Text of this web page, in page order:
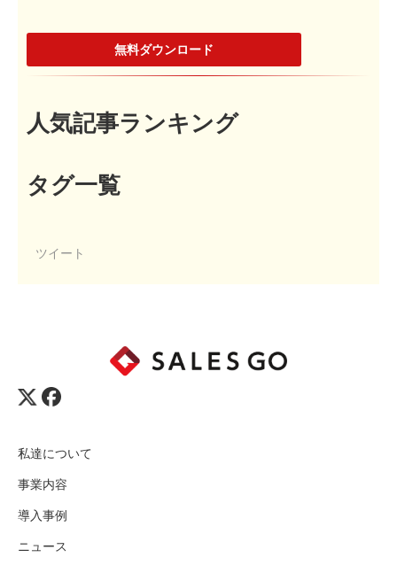
無料ダウンロード
人気記事ランキング
タグ一覧
ツイート
私達について
事業内容
導入事例
ニュース